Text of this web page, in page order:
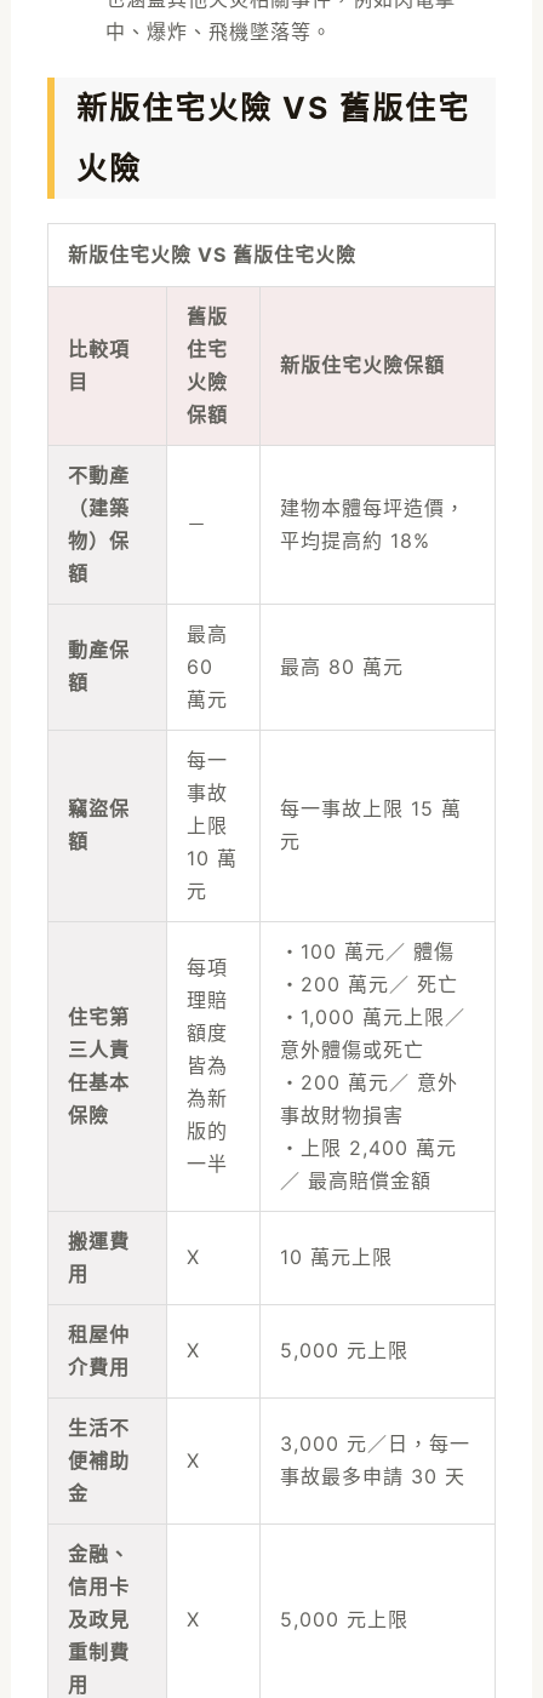
中、爆炸、飛機墜落等。
新版住宅火險 VS 舊版住宅
火險
新版住宅火險 VS 舊版住宅火險
比較項
目
舊版
住宅
火險
保額
新版住宅火險保額
不動產
（建築
物）保
額
－
建物本體每坪造價，
平均提高約 18%
動產保
額
最高
60
萬元
最高 80 萬元
竊盜保
額
每一
事故
上限
10 萬
元
每一事故上限 15 萬
元
住宅第
三人責
任基本
保險
每項
理賠
額度
皆為
為新
版的
一半
・100 萬元／ 體傷
・200 萬元／ 死亡
・1,000 萬元上限／
意外體傷或死亡
・200 萬元／ 意外
事故財物損害
・上限 2,400 萬元
／ 最高賠償金額
搬運費
用
X 10 萬元上限
租屋仲
介費用
X 5,000 元上限
生活不
便補助
金
X
3,000 元／日，每一
事故最多申請 30 天
金融、
信用卡
及政見
重制費
用
X 5,000 元上限